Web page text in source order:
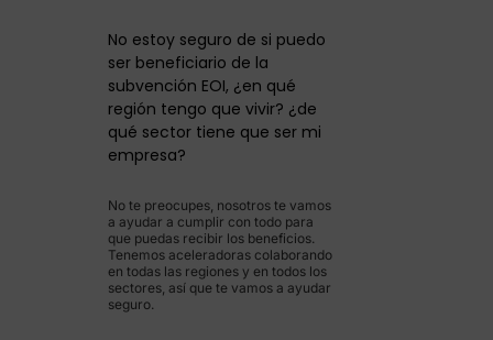
No estoy seguro de si puedo
ser beneficiario de la
subvención EOI, ¿en qué
región tengo que vivir? ¿de
qué sector tiene que ser mi
empresa?
No te preocupes, nosotros te vamos
a ayudar a cumplir con todo para
que puedas recibir los beneficios.
Tenemos aceleradoras colaborando
en todas las regiones y en todos los
sectores, así que te vamos a ayudar
seguro.